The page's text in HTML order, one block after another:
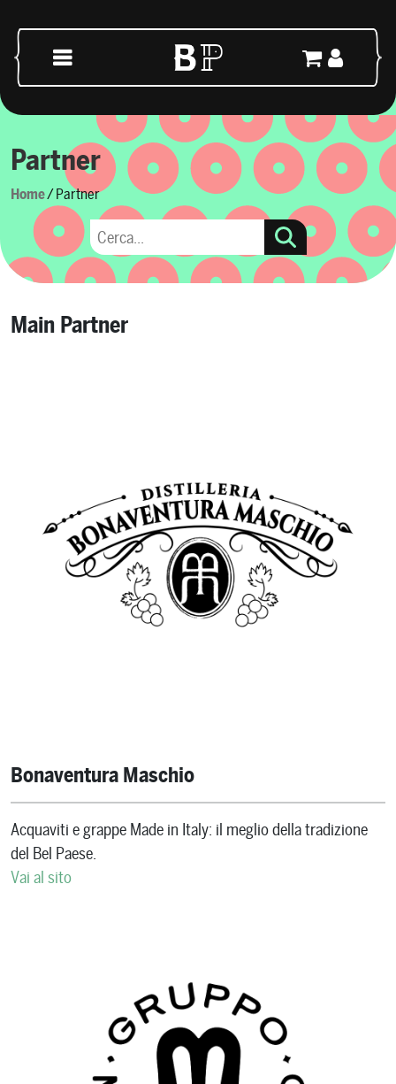
Main Navigation
Partner
Home/ Partner
Main Partner
Bonaventura Maschio
Acquaviti e grappe Made in Italy: il meglio della tradizione
del Bel Paese.
Vai al sito